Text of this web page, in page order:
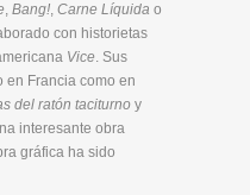
, Bang!, Carne Líquida o
con historietas
Vice. Sus
en Francia como en
del ratón taciturno y
interesante obra
gráfica ha sido